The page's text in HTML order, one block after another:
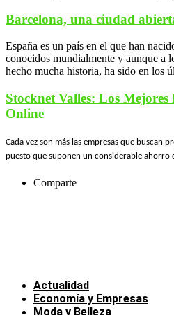
Barcelona, una ciudad
España es un país en el que han
conocidos mundialmente y aunque a
hecho mucha historia, ha sido en los
Stocknet Valles: Los
Online
Cada vez son más las empresas que buscan
puesto que suponen un considerable ahorro
Comparte
Actualidad
Economía y Empresas
Moda y Belleza